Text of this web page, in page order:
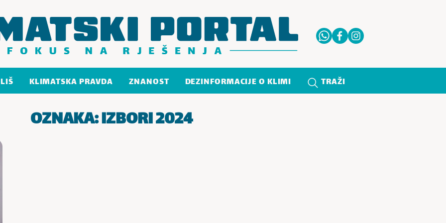
KLIMATSKA PRAVDA ZNANOST DEZINFORMACIJE O KLIMI TRAŽI
OZNAKA:IZBORI 2024